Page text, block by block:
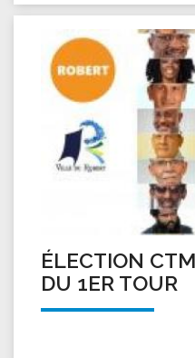
ÉLECTION
DU 1ER TOUR